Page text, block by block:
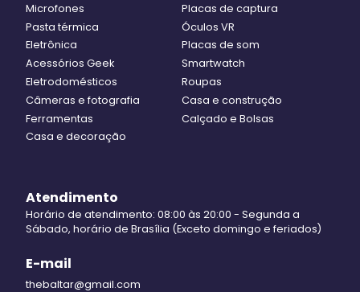
Microfones
Placas de captura
Pasta térmica
Óculos VR
Eletrônica
Placas de som
Acessórios Geek
Smartwatch
Eletrodomésticos
Roupas
Câmeras e fotografia
Casa e construção
Ferramentas
Calçado e Bolsas
Casa e decoração
Atendimento
Horário de atendimento: 08:00 às 20:00 - Segunda a
Sábado, horário de Brasília (Exceto domingo e feriados)
E-mail
thebaltar@gmail.com